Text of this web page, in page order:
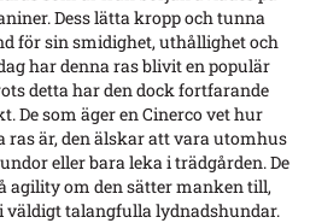
Dess lätta kropp och tunna
för sin smidighet, uthållighet och
har denna ras blivit en populär
detta har den dock fortfarande
som äger en Cinerco vet hur
ras är, den älskar att vara utomhus
eller bara leka i trädgården. De
agility om den sätter manken till,
väldigt talangfulla lydnadshundar.